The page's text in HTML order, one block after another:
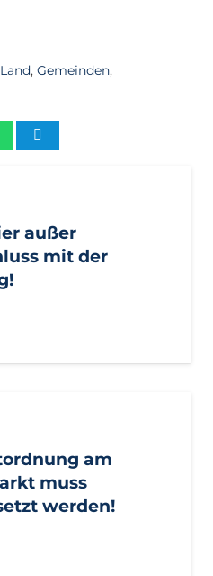
, Gemeinden,
außer
mit der
am
muss
werden!